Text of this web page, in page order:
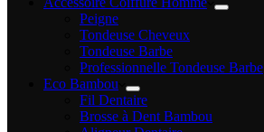
Peigne
Tondeuse Cheveux
Tondeuse Barbe
Professionnelle Tondeuse Barbe
Eco Bambou
Fil Dentaire
Brosse à Dent Bambou